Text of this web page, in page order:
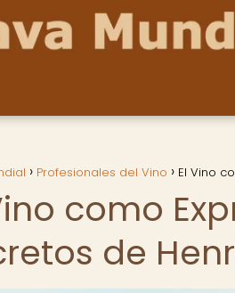
Profesionales del Vino El Vino
como
de